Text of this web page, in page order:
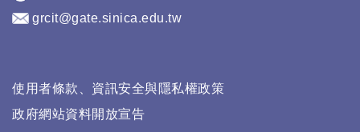
grcit@gate.sinica.edu.tw
使用者條款、資訊安全與隱私權政策
政府網站資料開放宣告